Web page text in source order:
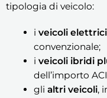
tipologia di veicolo:
i veicoli elettrici
convenzionale;
i veicoli ibridi
dell’importo
gli altri veicoli,